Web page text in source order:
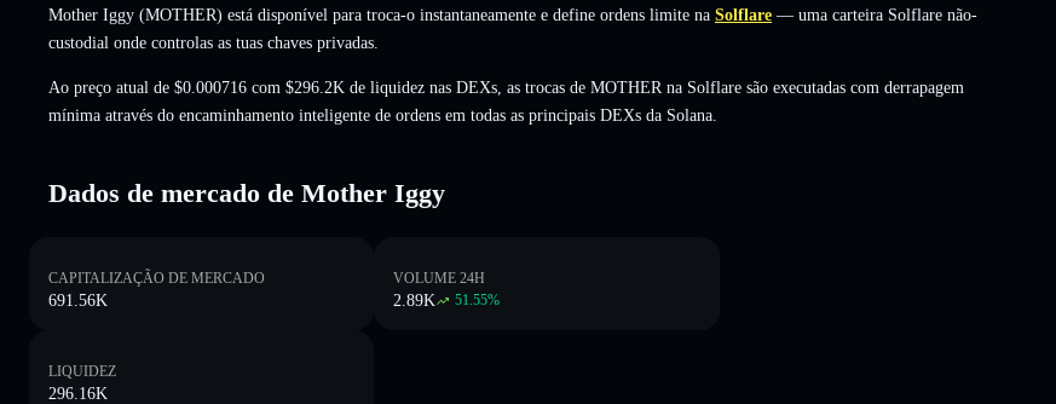
Mother Iggy (MOTHER) está disponível para troca-o instantaneamente e define ordens limite na Solflare — uma carteira Solflare não-
custodial onde controlas as tuas chaves privadas.
Ao preço atual de $0.000716 com $296.2K de liquidez nas DEXs, as trocas de MOTHER na Solflare são executadas com derrapagem
mínima através do encaminhamento inteligente de ordens em todas as principais DEXs da Solana.
Dados de mercado de Mother Iggy
CAPITALIZAÇÃO DE MERCADO
691.56K
VOLUME 24H
2.89K 51.55%
LIQUIDEZ
296.16K